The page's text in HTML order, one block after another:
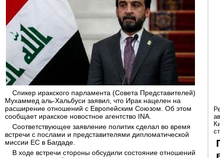
Спикер иракского парламента (Совета Представителей)
Мухаммед аль-Хальбуси заявил, что Ирак нацелен на
расширение отношений с Европейским Союзом. Об этом
сообщает иракское новостное агентство INA.
Соответствующее заявление политик сделал во время
встречи с послами и представителями дипломатической
миссии ЕС в Багдаде.
В ходе встречи стороны обсудили состояние отношений